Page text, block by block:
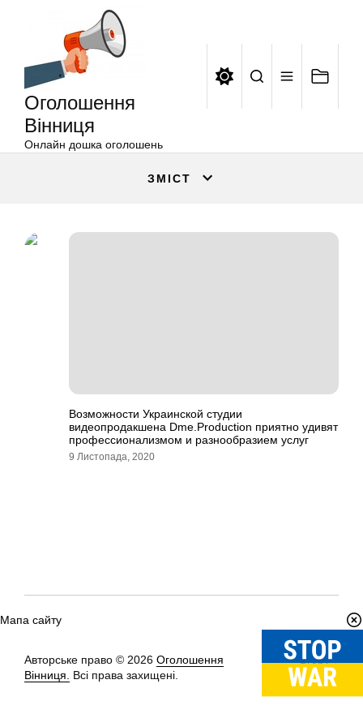
Оголошення
Вінниця
Онлайн дошка оголошень
ЗМІСТ
Возможности Украинской студии
видеопродакшена Dme.Production приятно удивят
профессионализмом и разнообразием услуг
9 Листопада, 2020
Мапа сайту
Авторське право © 2026 Оголошення
Вінниця.
Всі права захищені.
Вгору